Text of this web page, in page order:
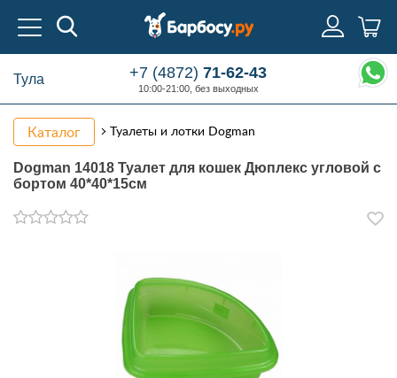
Тула +7 (4872)71-62-43
10:00-21:00, без выходных
Каталог Туалеты и лотки Dogman
Dogman 14018 Туалет для кошек Дюплекс угловой с
бортом 40*40*15см